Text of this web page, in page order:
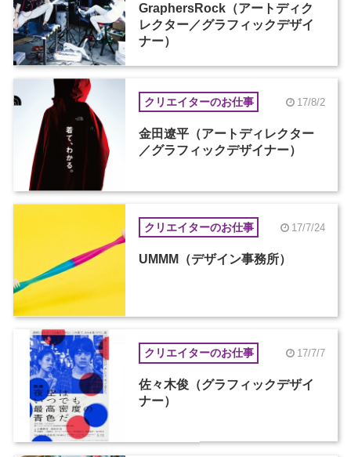
GraphersRock（アートディク
レクター／グラフィックデザイ
ナー）
クリエイターのお仕事 17/8/2
金田遼平（アートディレクター
／グラフィックデザイナー）
クリエイターのお仕事 17/7/24
UMMM（デザイン事務所）
クリエイターのお仕事 17/7/7
佐々木俊（グラフィックデザイ
ナー）